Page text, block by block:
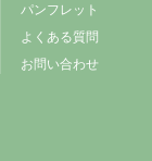
パンフレット
よくある質問
お問い合わせ